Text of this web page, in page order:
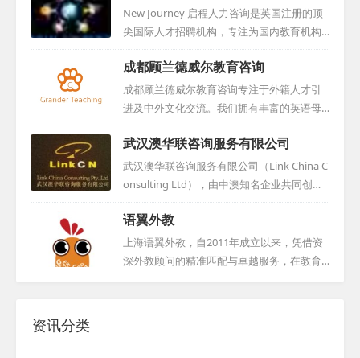
术研发团队和外籍人才服务团队，致力于让
外教招聘变得更为便捷高效。此外，我们还
号，并积累了2000+教育领域的客户信任与支
持。...
业内精英，以专业、认真、踏实的态度不断
推动国际化发展。博悦传媒不仅与国内同行
深入交流，更常赴国外学习先进理念，紧跟
时代步伐，将国际视野融入实践。同时，公
司还为外籍人才提供舒适的工作环境和优质
福利，使每位员工都能在公司找到归属感与
New Journey 启程人力咨询是英国注册的顶
尖国际人才招聘机构，专注为国内教育机构
提供国际人才招聘方案，并搭建与英国优质
教育资源的桥梁。服务涵盖人力资源招聘、
签证办理及材料审核，致力于中英文化交流
推广。通过广告宣传、社交媒体和网站等，
实时更新招聘信息，并在英国主流招聘平台
投放广告。...
成都顾兰德威尔教育咨询
成都顾兰德威尔教育咨询专注于外籍人才引
进及中外文化交流。我们拥有丰富的英语母
语外籍人才资源，这些人才大多来自英美等
国家，并且多数未曾踏足中国，易于融入并
适应新环境。多年的积累使我们与众多国外
机构和个人建立了紧密合作关系，确保能够
长期稳定地提供优秀人才。我们的服务收费
合理，符合市场行情。如果您有招聘需求，
无论是学校还是其他机构，都可与我们取得
联系，我们将为您提供详细的信息和专业的
武汉澳华联咨询服务有限公司
武汉澳华联咨询服务有限公司（Link China C
onsulting Ltd），由中澳知名企业共同创
立，是国际教育咨询领域的领军企业。自200
5年扎根武汉以来，我们专注于国际文化教
育、外籍人力资源及英语教学研发，提供一
站式综合服务。在澳洲昆士兰布里斯班，我
语翼外教
上海语翼外教，自2011年成立以来，凭借资
深外教顾问的精准匹配与卓越服务，在教育
资讯分类